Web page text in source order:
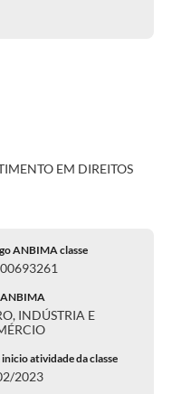
EM DIREITOS
ANBIMA classe
INDÚSTRIA E
atividade da classe
2023